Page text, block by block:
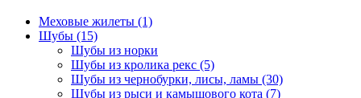
Меховые жилеты (1)
Шубы (15)
Шубы из норки
Шубы из кролика рекс (5)
Шубы из чернобурки, лисы, ламы (30)
Шубы из рыси и камышового кота (7)